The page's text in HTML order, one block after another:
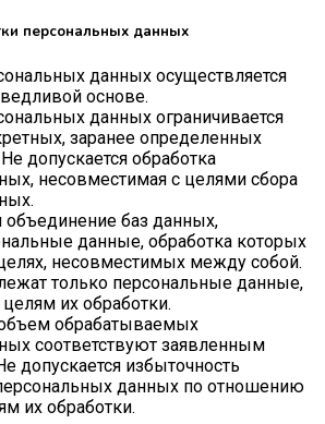
персональных данных
данных осуществляется
основе.
данных ограничивается
заранее определенных
допускается обработка
несовместимая с целями сбора
объединение баз данных,
данные, обработка которых
несовместимых между собой.
только персональные данные,
их обработки.
обрабатываемых
соответствуют заявленным
допускается избыточность
данных по отношению
их обработки.